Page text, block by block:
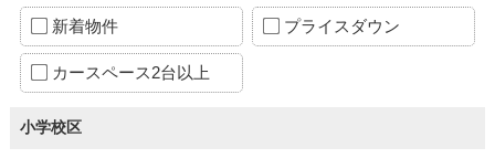
新着物件 プライスダウン
カースペース2台以上
小学校区